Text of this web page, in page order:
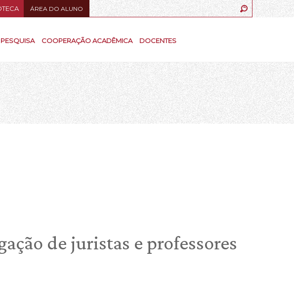
ÁREA DO ALUNO
PESQUISA COOPERAÇÃO ACADÊMICA DOCENTES
de juristas e professores